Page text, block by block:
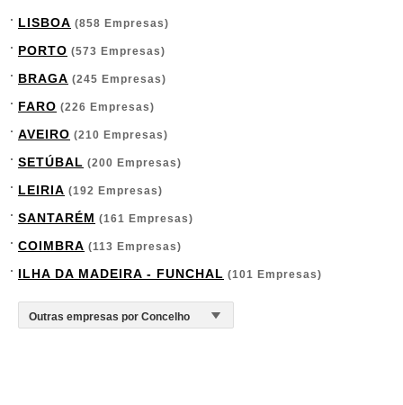
LISBOA (858 Empresas)
PORTO (573 Empresas)
BRAGA (245 Empresas)
FARO (226 Empresas)
AVEIRO (210 Empresas)
SETÚBAL (200 Empresas)
LEIRIA (192 Empresas)
SANTARÉM (161 Empresas)
COIMBRA (113 Empresas)
ILHA DA MADEIRA - FUNCHAL (101 Empresas)